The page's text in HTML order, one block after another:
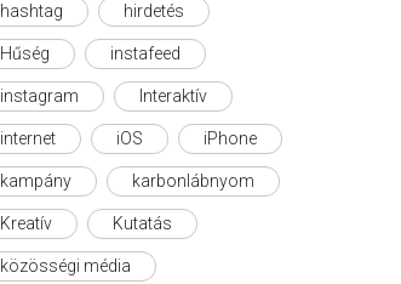
hashtag hirdetés
Hűség instafeed
instagram Interaktív
internet iOS iPhone
kampány karbonlábnyom
Kreatív Kutatás
közösségi média